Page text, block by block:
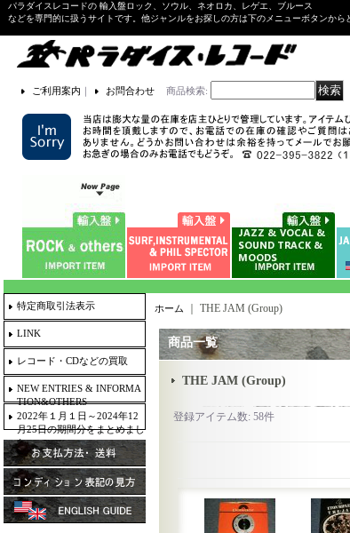
パラダイスレコードの 輸入盤ロック、ソウル、ネオロカ、レゲエ、ブルース
などを専門的に扱うサイトです。他ジャンルをお探しの方は下のメニューボタンから
ご利用案内 ｜ お問合わせ 商品検索:
特定商取引法表示
LINK
レコード・CDなどの買取
NEW ENTRIES & INFORMA
TION&OTHERS
2022年１月１日～2024年12
月25日の期間分をまとめまし
た。
ホーム THE JAM (Group)
商品一覧
THE JAM (Group)
登録アイテム数:58件